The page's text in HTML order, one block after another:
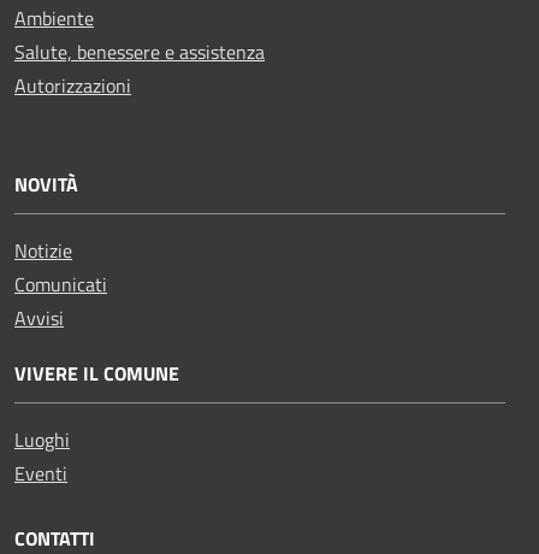
Ambiente
Salute, benessere e assistenza
Autorizzazioni
NOVITÀ
Notizie
Comunicati
Avvisi
VIVERE IL COMUNE
Luoghi
Eventi
CONTATTI